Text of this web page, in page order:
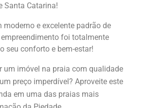
Santa Catarina!
moderno e excelente padrão de
foi totalmente
seu conforto e bem-estar!
um imóvel na praia com qualidade
preço imperdível? Aproveite este
em uma das praias mais